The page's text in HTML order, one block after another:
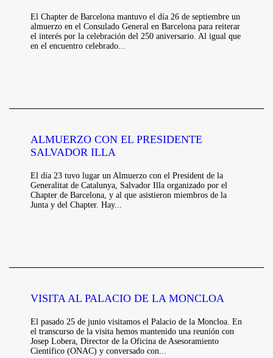
El Chapter de Barcelona mantuvo el día 26 de septiembre un
almuerzo en el Consulado General en Barcelona para reiterar
el interés por la celebración del 250 aniversario. Al igual que
en el encuentro celebrado...
ALMUERZO CON EL PRESIDENTE
SALVADOR ILLA
El día 23 tuvo lugar un Almuerzo con el President de la
Generalitat de Catalunya, Salvador Illa organizado por el
Chapter de Barcelona, y al que asistieron miembros de la
Junta y del Chapter. Hay...
VISITA AL PALACIO DE LA MONCLOA
El pasado 25 de junio visitamos el Palacio de la Moncloa. En
el transcurso de la visita hemos mantenido una reunión con
Josep Lobera, Director de la Oficina de Asesoramiento
Científico (ONAC) y conversado con...